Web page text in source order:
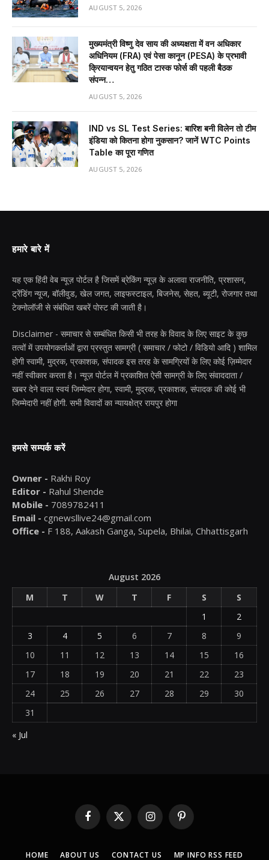
AUGUST 5, 2026
मुख्यमंत्री विष्णु देव साय की अध्यक्षता में वन अधिकार
अधिनियम (FRA) एवं पेसा कानून (PESA) के प्रभावी
क्रियान्वयन हेतु गठित टास्क फोर्स की पहली बैठक
संपन्न…
AUGUST 5, 2026
IND vs SL Test Series: बारिश बनी विलेन तो टीम
इंडिया को कितना होगा नुकसान? जानें WTC Points
Table का पूरा गणित
AUGUST 5, 2026
हमारे बारे में
यह एक हिंदी वेब न्यूज़ पोर्टल है जिसमें ब्रेकिंग न्यूज़ के अलावा राजनीति, प्रशासन,
ट्रेंडिंग न्यूज, बॉलीवुड, खेल जगत, लाइफस्टाइल, बिजनेस, सेहत, ब्यूटी, रोजगार तथा
टेक्नोलॉजी से संबंधित खबरें पोस्ट की जाती है।
Disclaimer - समाचार से सम्बंधित किसी भी तरह के विवाद के लिए साइट के कुछ
तत्वों में उपयोगकर्ताओं द्वारा प्रस्तुत सामग्री ( समाचार / फोटो / विडियो आदि ) शामिल
होगी स्वामी, मुद्रक, प्रकाशक, संपादक इस तरह के सामग्रियों के लिए कोई ज़िम्मेदार
नहीं स्वीकार करता है। न्यूज़ पोर्टल में प्रकाशित ऐसी सामग्री के लिए संवाददाता /
खबर देने वाला स्वयं जिम्मेदार होगा, स्वामी, मुद्रक, प्रकाशक, संपादक की कोई भी
जिम्मेदारी नहीं होगी. सभी विवादों का न्यायक्षेत्र रायपुर होगा
हमसे सम्पर्क करें
Owner - Rakhi Roy
Editor - Rahul Shende
Mobile - 7089782411
Email - cgnewsllive24@gmail.com
Office - F 188, Aakash Ganga, Supela, Bhilai, Chhattisgarh
August 2026
M
T W T F S
S
1
2
3
4 5 6 7 8
9
10
11 12 13 14 15
16
17
18 19 20 21 22
23
24
25 26 27 28 29
30
31
« Jul
Facebook
X
(Twitter)
InstagramPinterest
HOME ABOUT US CONTACT US MP INFO RSS FEED